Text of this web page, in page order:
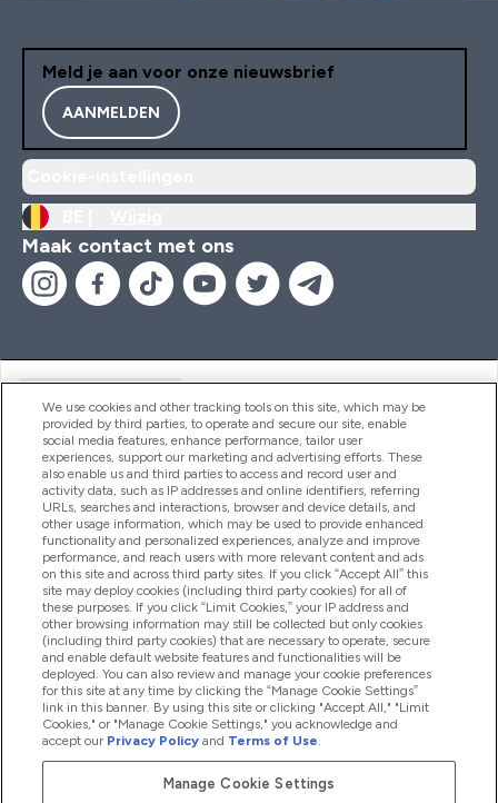
Meld je aan voor onze nieuwsbrief
AANMELDEN
Maak contact met ons
Producten
Company Information
Loyalty & Rewards
2026 The Hut.com Ltd
We use cookies and other tracking tools on this site, which may be
provided by third parties, to operate and secure our site, enable
social media features, enhance performance, tailor user
experiences, support our marketing and advertising efforts. These
also enable us and third parties to access and record user and
activity data, such as IP addresses and online identifiers, referring
URLs, searches and interactions, browser and device details, and
other usage information, which may be used to provide enhanced
functionality and personalized experiences, analyze and improve
performance, and reach users with more relevant content and ads
on this site and across third party sites. If you click “Accept All” this
site may deploy cookies (including third party cookies) for all of
these purposes. If you click “Limit Cookies,” your IP address and
other browsing information may still be collected but only cookies
(including third party cookies) that are necessary to operate, secure
and enable default website features and functionalities will be
deployed. You can also review and manage your cookie preferences
for this site at any time by clicking the “Manage Cookie Settings”
link in this banner. By using this site or clicking "Accept All," "Limit
Cookies," or "Manage Cookie Settings," you acknowledge and
accept our Privacy Policy and Terms of Use.
Manage Cookie Settings